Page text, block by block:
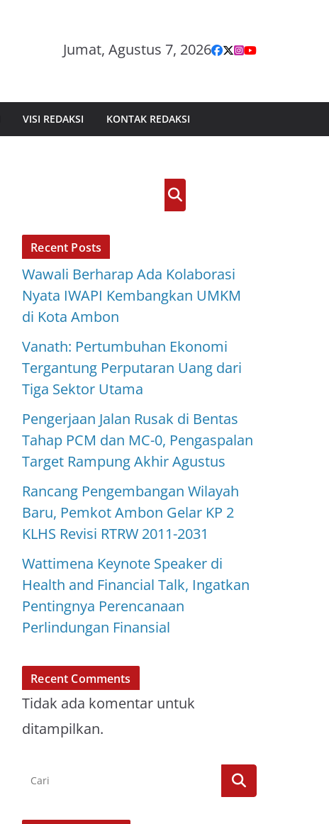
Jumat, Agustus 7, 2026
VISI REDAKSI KONTAK REDAKSI
Cari
Recent Posts
Wawali Berharap Ada Kolaborasi
Nyata IWAPI Kembangkan UMKM
di Kota Ambon
Vanath: Pertumbuhan Ekonomi
Tergantung Perputaran Uang dari
Tiga Sektor Utama
Pengerjaan Jalan Rusak di Bentas
Tahap PCM dan MC-0, Pengaspalan
Target Rampung Akhir Agustus
Rancang Pengembangan Wilayah
Baru, Pemkot Ambon Gelar KP 2
KLHS Revisi RTRW 2011-2031
Wattimena Keynote Speaker di
Health and Financial Talk, Ingatkan
Pentingnya Perencanaan
Perlindungan Finansial
Recent Comments
Tidak ada komentar untuk
ditampilkan.